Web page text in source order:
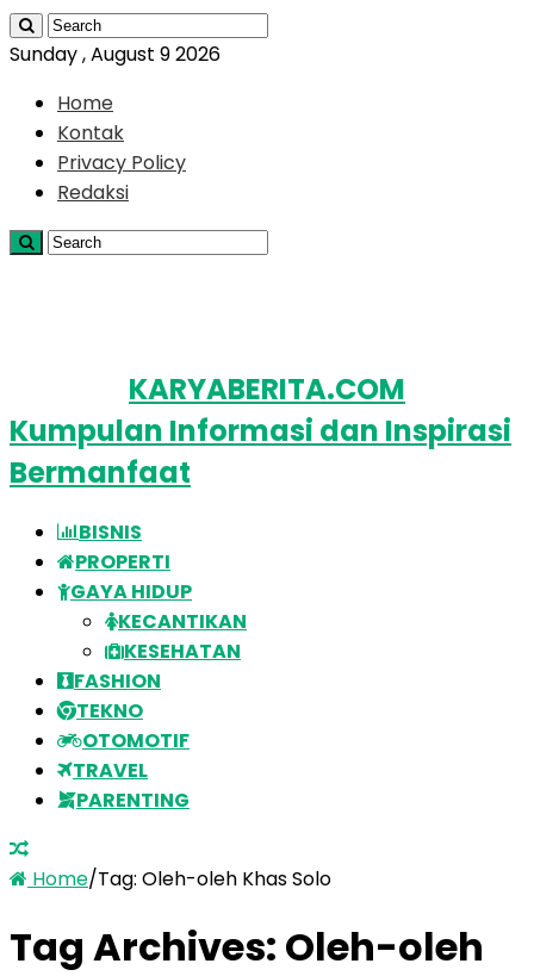
Sunday , August 9 2026
Home
Kontak
Privacy Policy
Redaksi
KARYABERITA.COM
Kumpulan Informasi dan Inspirasi
Bermanfaat
BISNIS
PROPERTI
GAYA HIDUP
KECANTIKAN
KESEHATAN
FASHION
TEKNO
OTOMOTIF
TRAVEL
PARENTING
Home/Tag: Oleh-oleh Khas Solo
Tag Archives: Oleh-oleh